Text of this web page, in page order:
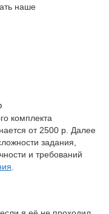
наше
комплекта
от 2500 р. Далее